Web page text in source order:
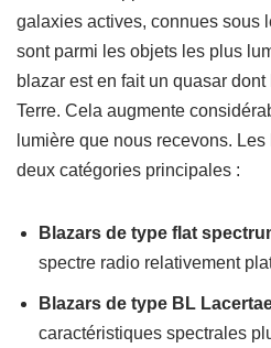
galaxies actives, connues sous
sont parmi les objets les plus
blazar est en fait un quasar
Terre. Cela augmente
lumière que nous recevons.
deux catégories principales :
Blazars de type flat
spectre radio relativement
Blazars de type BL
caractéristiques spectrales